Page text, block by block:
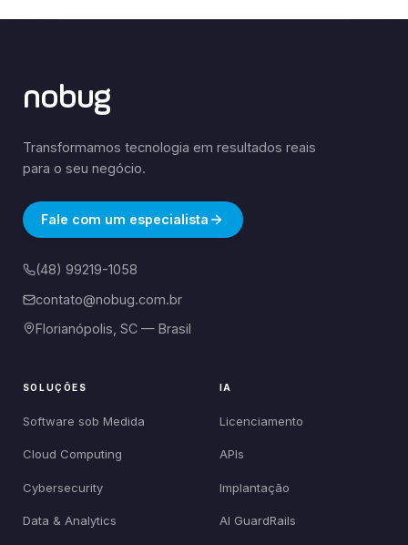
nobug
Transformamos tecnologia em resultados reais
para o seu negócio.
Fale com um especialista
(48) 99219-1058
contato@nobug.com.br
Florianópolis, SC — Brasil
SOLUÇÕES
Software sob Medida
Cloud Computing
Cybersecurity
Data & Analytics
IA
Licenciamento
APIs
Implantação
AI GuardRails